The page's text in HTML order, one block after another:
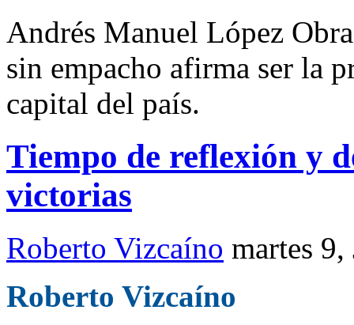
Andrés Manuel López
sin empacho afirma ser la
capital del país.
Tiempo de reflexión y
victorias
Roberto Vizcaíno martes
Roberto Vizcaíno